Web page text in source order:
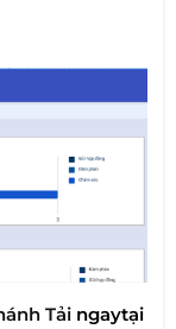
​Tải ngaytại